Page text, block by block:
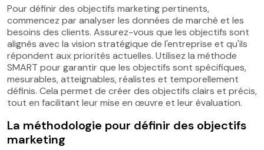
Pour définir des objectifs marketing pertinents,
commencez par analyser les données de marché et les
besoins des clients. Assurez-vous que les objectifs sont
alignés avec la vision stratégique de l'entreprise et qu'ils
répondent aux priorités actuelles. Utilisez la méthode
SMART pour garantir que les objectifs sont spécifiques,
mesurables, atteignables, réalistes et temporellement
définis. Cela permet de créer des objectifs clairs et précis,
tout en facilitant leur mise en œuvre et leur évaluation.
La méthodologie pour définir des objectifs
marketing